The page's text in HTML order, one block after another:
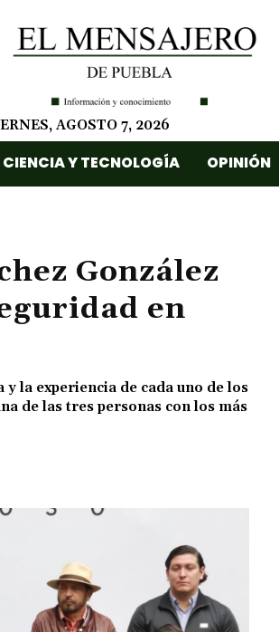
AGOSTO 7, 2026
CIENCIA Y TECNOLOGÍA OPINIÓN
González
en
la experiencia de cada uno de los
de las tres personas con los más